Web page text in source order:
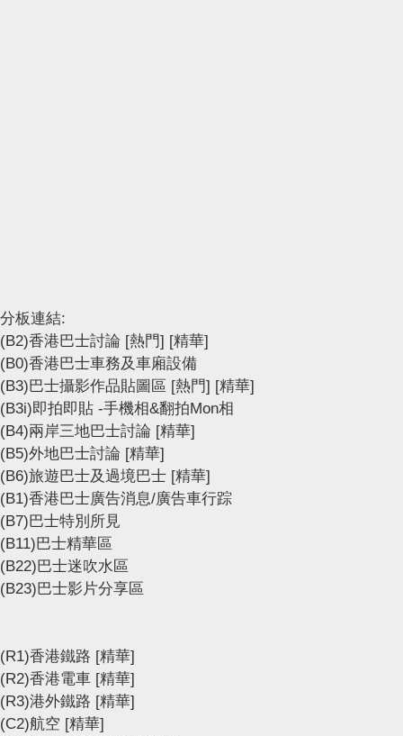
分板連結:
(B2)香港巴士討論 [熱門] [精華]
(B0)香港巴士車務及車廂設備
(B3)巴士攝影作品貼圖區 [熱門] [精華]
(B3i)即拍即貼 -手機相&翻拍Mon相
(B4)兩岸三地巴士討論 [精華]
(B5)外地巴士討論 [精華]
(B6)旅遊巴士及過境巴士 [精華]
(B1)香港巴士廣告消息/廣告車行踪
(B7)巴士特別所見
(B11)巴士精華區
(B22)巴士迷吹水區
(B23)巴士影片分享區
(R1)香港鐵路 [精華]
(R2)香港電車 [精華]
(R3)港外鐵路 [精華]
(C2)航空 [精華]